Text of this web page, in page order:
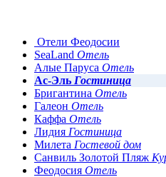
Отели Феодосии
SeaLand Отель
Алые Паруса Отель
Ас-Эль Гостиница
Бригантина Отель
Галеон Отель
Каффа Отель
Лидия Гостиница
Милета Гостевой дом
Санвиль Золотой Пляж
Феодосия Отель